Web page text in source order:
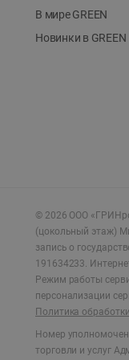
В мире GREEN
Новинки в GREEN
© 2026 ООО
(цокольный этаж)
запись о
191634233.
Режим работы
персонализации
Политика
Номер
торговли и услуг